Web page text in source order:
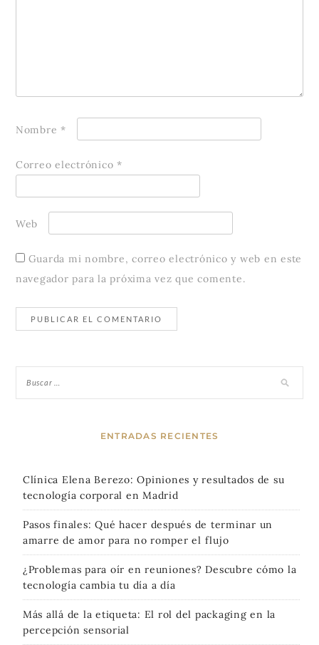
Nombre*
Correo electrónico*
Web
Guarda mi nombre, correo electrónico y web en este
navegador para la próxima vez que comente.
ENTRADAS RECIENTES
Clínica Elena Berezo: Opiniones y resultados de su
tecnología corporal en Madrid
Pasos finales: Qué hacer después de terminar un
amarre de amor para no romper el flujo
¿Problemas para oír en reuniones? Descubre cómo la
tecnología cambia tu día a día
Más allá de la etiqueta: El rol del packaging en la
percepción sensorial